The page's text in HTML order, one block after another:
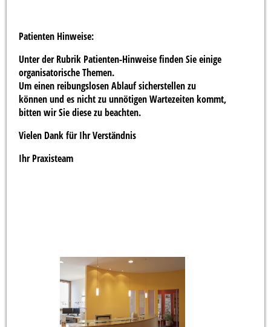
Patienten Hinweise:
Unter der Rubrik Patienten-Hinweise finden Sie einige
organisatorische Themen.
Um einen reibungslosen Ablauf sicherstellen zu
können und es nicht zu unnötigen Wartezeiten kommt,
bitten wir Sie diese zu beachten.
Vielen Dank für Ihr Verständnis
Ihr Praxisteam